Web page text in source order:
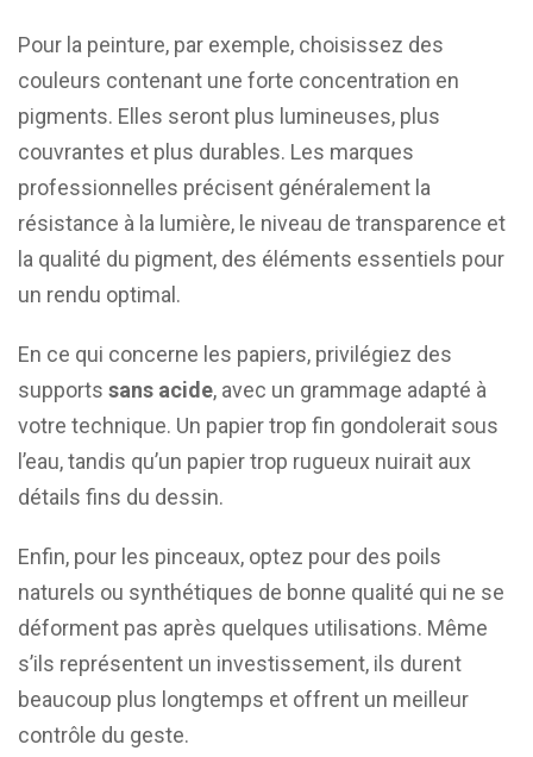
Pour la peinture, par exemple, choisissez des
couleurs contenant une forte concentration en
pigments. Elles seront plus lumineuses, plus
couvrantes et plus durables. Les marques
professionnelles précisent généralement la
résistance à la lumière, le niveau de transparence et
la qualité du pigment, des éléments essentiels pour
un rendu optimal.
En ce qui concerne les papiers, privilégiez des
supports sans acide, avec un grammage adapté à
votre technique. Un papier trop fin gondolerait sous
l’eau, tandis qu’un papier trop rugueux nuirait aux
détails fins du dessin.
Enfin, pour les pinceaux, optez pour des poils
naturels ou synthétiques de bonne qualité qui ne se
déforment pas après quelques utilisations. Même
s’ils représentent un investissement, ils durent
beaucoup plus longtemps et offrent un meilleur
contrôle du geste.